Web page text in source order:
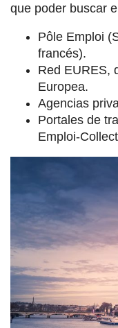
que poder buscar
Pôle Emploi
francés).
Red EURES,
Europea.
Agencias
Portales de
Emploi-